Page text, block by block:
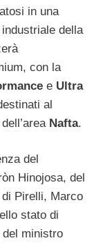
in una
della
con la
e Ultra
al
Nafta.
del
Hinojosa, del
Pirelli, Marco
stato di
del ministro